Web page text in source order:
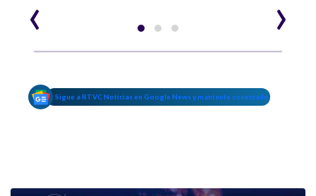
‹ ›
Sigue a RTVC Noticias en Google News y mantente conectado